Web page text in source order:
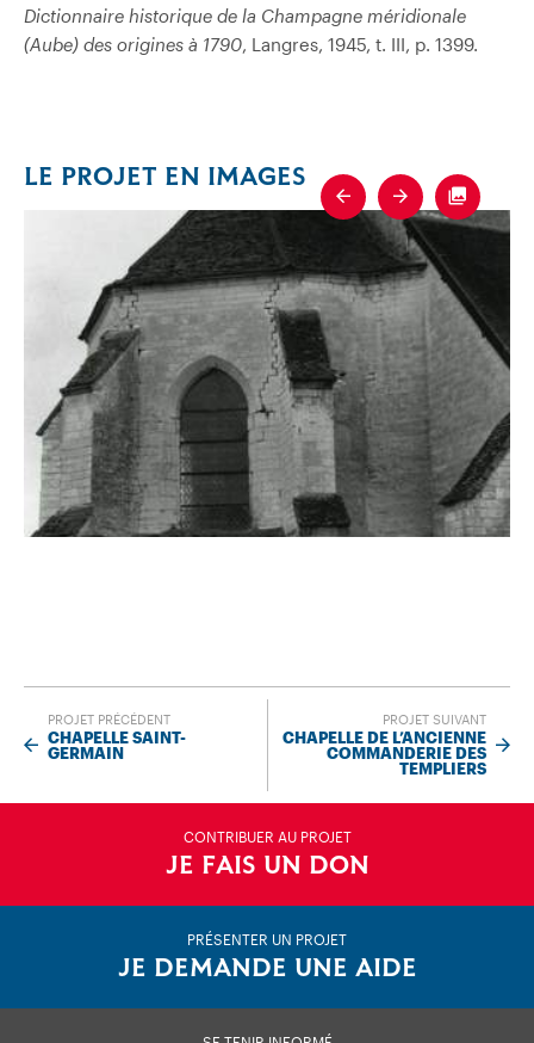
Dictionnaire historique de la Champagne méridionale
(Aube) des origines à 1790, Langres, 1945, t. III, p. 1399.
LE PROJET EN IMAGES
Previous
Next
PROJET PRÉCÉDENT
CHAPELLE SAINT-
GERMAIN
PROJET SUIVANT
CHAPELLE DE L’ANCIENNE
COMMANDERIE DES
TEMPLIERS
CONTRIBUER AU PROJET
JE FAIS UN DON
PRÉSENTER UN PROJET
JE DEMANDE UNE AIDE